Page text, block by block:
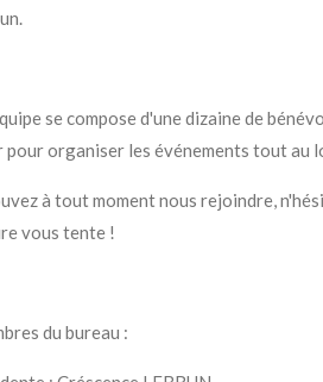
se compose d'une dizaine de
pour organiser les événements tout au
à tout moment nous rejoindre,
vous tente !
du bureau :